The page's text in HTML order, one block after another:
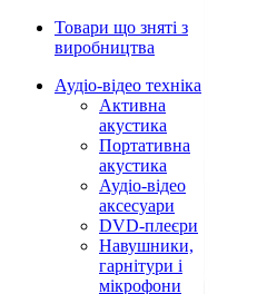
Товари що зняті з
виробництва
Аудіо-відео техніка
Активна
акустика
Портативна
акустика
Аудіо-відео
аксесуари
DVD-плеєри
Навушники,
гарнітури і
мікрофони